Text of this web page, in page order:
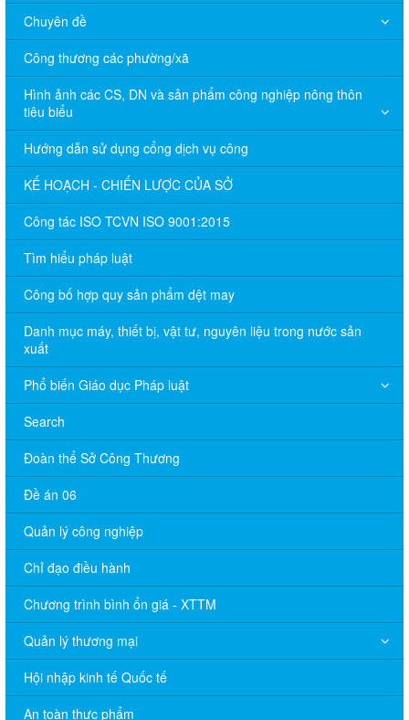
Chuyên đề
Công thương các phường/xã
Hình ảnh các CS, DN và sản phẩm công nghiệp nông thôn
tiêu biểu
Hướng dẫn sử dụng cổng dịch vụ công
KẾ HOẠCH - CHIẾN LƯỢC CỦA SỞ
Công tác ISO TCVN ISO 9001:2015
Tìm hiểu pháp luật
Công bố hợp quy sản phẩm dệt may
Danh mục máy, thiết bị, vật tư, nguyên liệu trong nước sản
xuất
Phổ biến Giáo dục Pháp luật
Search
Đoàn thể Sở Công Thương
Đề án 06
Quản lý công nghiệp
Chỉ đạo điều hành
Chương trình bình ổn giá - XTTM
Quản lý thương mại
Hội nhập kinh tế Quốc tế
An toàn thực phẩm